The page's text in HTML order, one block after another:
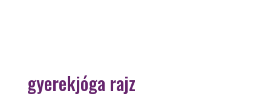
gyerekjóga rajz